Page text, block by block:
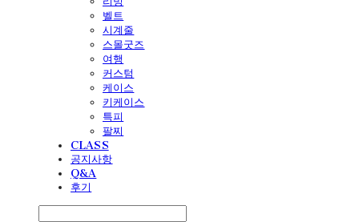
벨트
시계줄
스몰굿즈
여행
커스텀
케이스
키케이스
특피
팔찌
CLASS
공지사항
Q&A
후기